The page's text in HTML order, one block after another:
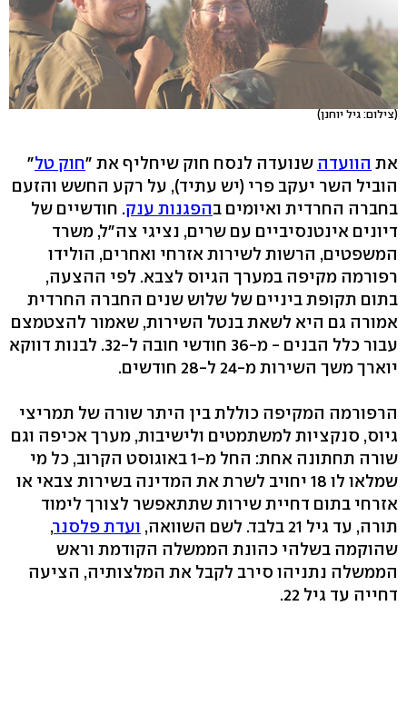
(צילום: גיל יוחנן)
את הוועדה שנועדה לנסח חוק שיחליף את "חוק טל"
הוביל השר יעקב פרי (יש עתיד), על רקע החשש והזעם
בחברה החרדית ואיומים בהפגנות ענק. חודשיים של
דיונים אינטנסיביים עם שרים, נציגי צה"ל, משרד
המשפטים, הרשות לשירות אזרחי ואחרים, הולידו
רפורמה מקיפה במערך הגיוס לצבא. לפי ההצעה,
בתום תקופת ביניים של שלוש שנים החברה החרדית
אמורה גם היא לשאת בנטל השירות, שאמור להצטמצם
עבור כלל הבנים - מ-36 חודשי חובה ל-32. לבנות דווקא
יוארך משך השירות מ-24 ל-28 חודשים.
הרפורמה המקיפה כוללת בין היתר שורה של תמריצי
גיוס, סנקציות למשתמטים ולישיבות, מערך אכיפה וגם
שורה תחתונה אחת: החל מ-1 באוגוסט הקרוב, כל מי
שמלאו לו 18 יחויב לשרת את המדינה בשירות צבאי או
אזרחי בתום דחיית שירות שתתאפשר לצורך לימוד
תורה, עד גיל 21 בלבד. לשם השוואה,
ועדת פלסנר,
שהוקמה בשלהי כהונת הממשלה הקודמת וראש
הממשלה נתניהו סירב לקבל את המלצותיה, הציעה
דחייה עד גיל 22.